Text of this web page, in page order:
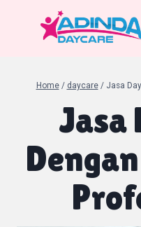
Home / daycare / Jasa
Jasa